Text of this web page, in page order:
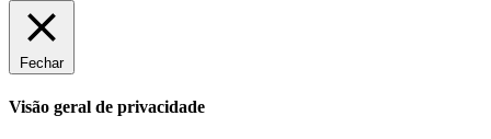
Fechar
Visão geral de privacidade